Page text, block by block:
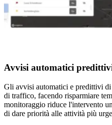
Avvisi automatici
Gli avvisi automatici e predittivi
di traffico, facendo risparmiare
monitoraggio riduce l'intervento
di dare priorità alle attività più